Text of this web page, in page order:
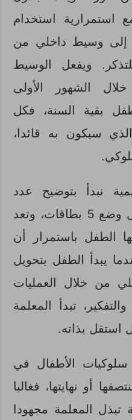
استمرارية استخدام
إلى وسيط داخلي من
ويفعل الوسيط
الشهور الأولى
بقية السنة، فكل
سيكون به قائدا،
نبدأ بتوضيح عدد
الأطفال في كل ركن مثل وضع 5 بطاقات، وتعد
الطفل باستمرار أن
يبدأ الطفل بتحويل
من خلال العمليات
والتفكير، تبدأ المعلمة
بذاته.
الأطفال في
أو نهايتها، فغالبا
تبذل المعلمة مجهودا